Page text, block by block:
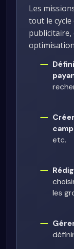
Les
tout le cycle
publicitaire,
etc.
les